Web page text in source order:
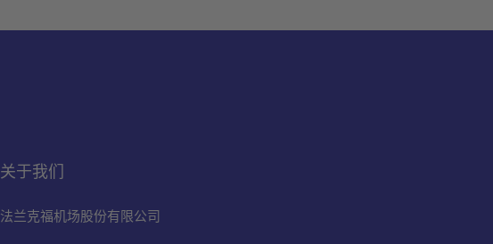
关于我们
法兰克福机场股份有限公司